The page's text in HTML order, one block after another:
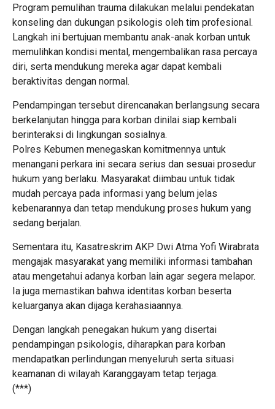
Program pemulihan trauma dilakukan melalui pendekatan
konseling dan dukungan psikologis oleh tim profesional.
Langkah ini bertujuan membantu anak-anak korban untuk
memulihkan kondisi mental, mengembalikan rasa percaya
diri, serta mendukung mereka agar dapat kembali
beraktivitas dengan normal.
Pendampingan tersebut direncanakan berlangsung secara
berkelanjutan hingga para korban dinilai siap kembali
berinteraksi di lingkungan sosialnya.
Polres Kebumen menegaskan komitmennya untuk
menangani perkara ini secara serius dan sesuai prosedur
hukum yang berlaku. Masyarakat diimbau untuk tidak
mudah percaya pada informasi yang belum jelas
kebenarannya dan tetap mendukung proses hukum yang
sedang berjalan.
Sementara itu, Kasatreskrim AKP Dwi Atma Yofi Wirabrata
mengajak masyarakat yang memiliki informasi tambahan
atau mengetahui adanya korban lain agar segera melapor.
Ia juga memastikan bahwa identitas korban beserta
keluarganya akan dijaga kerahasiaannya.
Dengan langkah penegakan hukum yang disertai
pendampingan psikologis, diharapkan para korban
mendapatkan perlindungan menyeluruh serta situasi
keamanan di wilayah Karanggayam tetap terjaga.
(***)